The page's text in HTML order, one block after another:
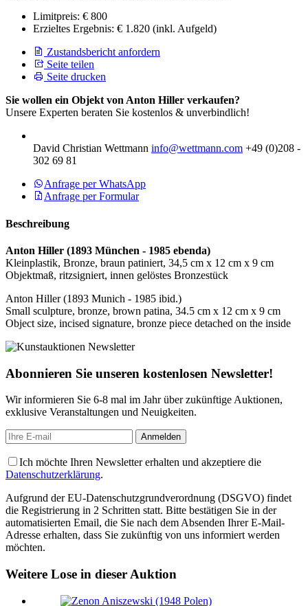
Limitpreis: € 800
Erzieltes Ergebnis: € 1.820 (inkl. Aufgeld)
Zustandsbericht anfordern
Seite teilen
Seite drucken
Sie wollen ein Objekt von Anton Hiller verkaufen?
Unsere Experten beraten Sie kostenlos & unverbindlich!
David Christian Wettmann info@wettmann.com +49 (0)208 -
302 69 81
Anfrage per WhatsApp
Anfrage per Formular
Beschreibung
Anton Hiller (1893 München - 1985 ebenda)
Kleinplastik, Bronze, braun patiniert, 34,5 cm x 12 cm x 9 cm
Objektmaß, ritzsigniert, innen gelöstes Bronzestück
Anton Hiller (1893 Munich - 1985 ibid.)
Small sculpture, bronze, brown patina, 34.5 cm x 12 cm x 9 cm
Object size, incised signature, bronze piece detached on the inside
Abonnieren Sie unseren kostenlosen Newsletter!
Wir informieren Sie 6-8 mal im Jahr über zukünftige Auktionen,
exklusive Veranstaltungen und Neuigkeiten.
Ich möchte Ihren Newsletter erhalten und akzeptiere die
Datenschutzerklärung.
Aufgrund der EU-Datenschutzgrundverordnung (DSGVO) findet
die Registrierung in 2 Schritten statt. Bitte bestätigen Sie in der
automatisierten Email, die Sie nach dem Absenden Ihrer E-Mail-
Adresse erhalten, dass Sie zukünftig von uns informiert werden
möchten.
Weitere Lose in dieser Auktion